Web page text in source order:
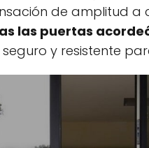
de amplitud a
las puertas
y resistente